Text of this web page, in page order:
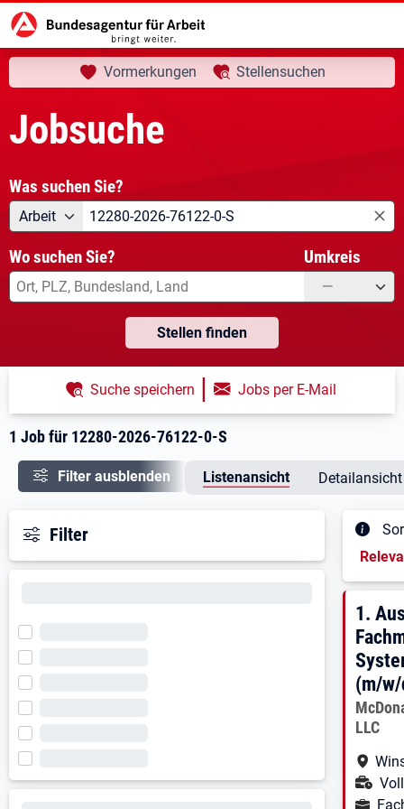
Startseite Jobsuche aktuelle Seite:
Ihre Suche
Vormerkungen Stellensuchen
Jobsuche
Was suchen Sie?
Angebotsart
Arbeit Was suchen Sie?
Wo suchen Sie? Umkreis
—
Stellen finden
1 Job für 12280-2026-76122-0-S
Suche speichern | Jobs per E-Mail
Filter ausblenden Listenansicht Detailansicht
Filter
1.
1.
(m/
LLC